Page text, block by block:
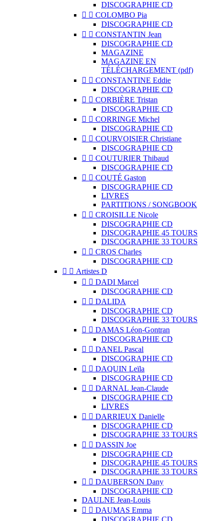
DISCOGRAPHIE CD
  COLOMBO Pia
DISCOGRAPHIE CD
  CONSTANTIN Jean
DISCOGRAPHIE CD
MAGAZINE
MAGAZINE EN
TÉLÉCHARGEMENT (pdf)
  CONSTANTINE Eddie
DISCOGRAPHIE CD
  CORBIÈRE Tristan
DISCOGRAPHIE CD
  CORRINGE Michel
DISCOGRAPHIE CD
  COURVOISIER Christiane
DISCOGRAPHIE CD
  COUTURIER Thibaud
DISCOGRAPHIE CD
  COUTÉ Gaston
DISCOGRAPHIE CD
LIVRES
PARTITIONS / SONGBOOK
  CROISILLE Nicole
DISCOGRAPHIE CD
DISCOGRAPHIE 45 TOURS
DISCOGRAPHIE 33 TOURS
  CROS Charles
DISCOGRAPHIE CD
  Artistes D
  DADI Marcel
DISCOGRAPHIE CD
  DALIDA
DISCOGRAPHIE CD
DISCOGRAPHIE 33 TOURS
  DAMAS Léon-Gontran
DISCOGRAPHIE CD
  DANEL Pascal
DISCOGRAPHIE CD
  DAQUIN Leïla
DISCOGRAPHIE CD
  DARNAL Jean-Claude
DISCOGRAPHIE CD
LIVRES
  DARRIEUX Danielle
DISCOGRAPHIE CD
DISCOGRAPHIE 33 TOURS
  DASSIN Joe
DISCOGRAPHIE CD
DISCOGRAPHIE 45 TOURS
DISCOGRAPHIE 33 TOURS
  DAUBERSON Dany
DISCOGRAPHIE CD
DAULNE Jean-Louis
  DAUMAS Emma
DISCOGRAPHIE CD